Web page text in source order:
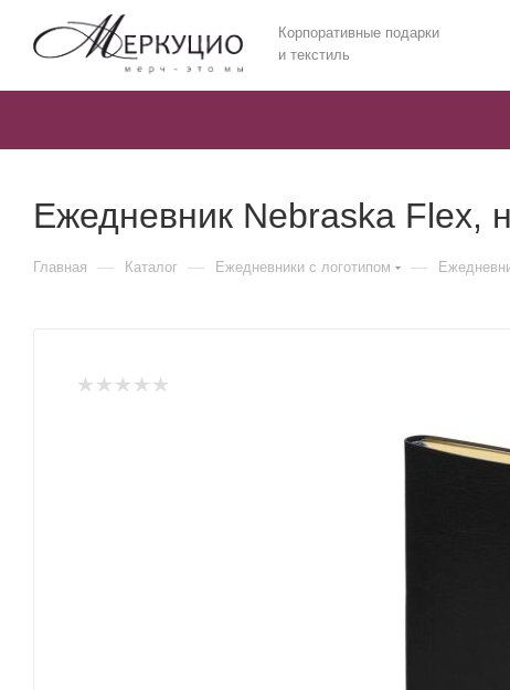
Корпоративные подарки
и текстиль
Ежедневник Nebraska Flex,
Главная — Каталог — Ежедневники c логотипом —